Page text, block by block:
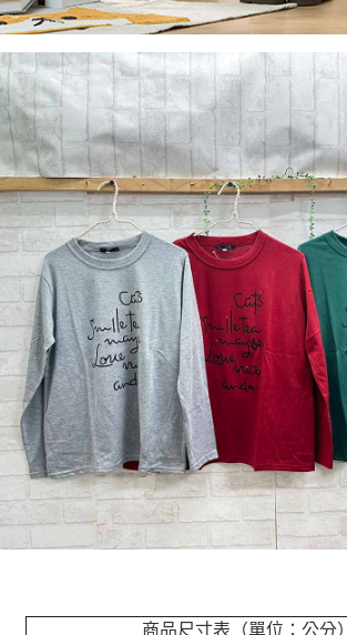
商品尺寸表（單位：公分）